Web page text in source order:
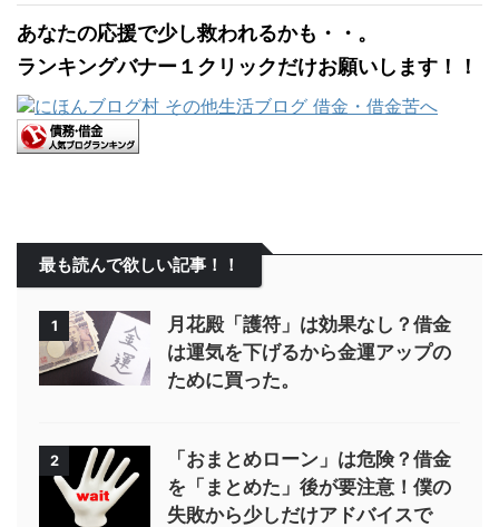
あなたの応援で少し救われるかも・・。
ランキングバナー１クリックだけお願いします！！
最も読んで欲しい記事！！
1
月花殿「護符」は効果なし？借金
は運気を下げるから金運アップの
ために買った。
2
「おまとめローン」は危険？借金
を「まとめた」後が要注意！僕の
失敗から少しだけアドバイスで